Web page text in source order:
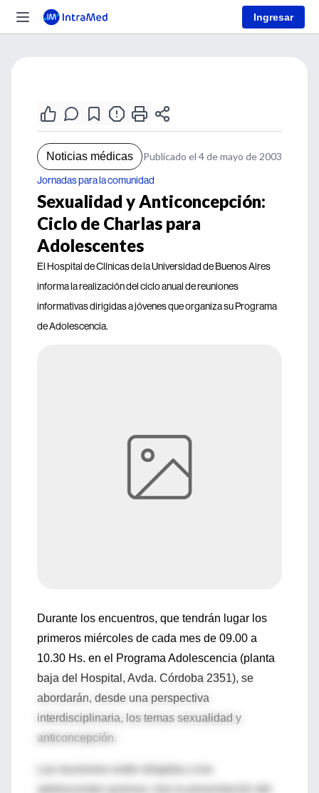
Ingresar
Noticias médicas Publicado el 4 de mayo de 2003
Jornadas para la comunidad
Sexualidad y Anticoncepción:
Ciclo de Charlas para
Adolescentes
El Hospital de Clínicas de la Universidad de Buenos Aires
informa la realización del ciclo anual de reuniones
informativas dirigidas a jóvenes que organiza su Programa
de Adolescencia.
Durante los encuentros, que tendrán lugar los
primeros miércoles de cada mes de 09.00 a
10.30 Hs. en el Programa Adolescencia (planta
baja del Hospital, Avda. Córdoba 2351), se
abordarán, desde una perspectiva
interdisciplinaria, los temas sexualidad y
anticoncepción.
Las reuniones están dirigidas a los